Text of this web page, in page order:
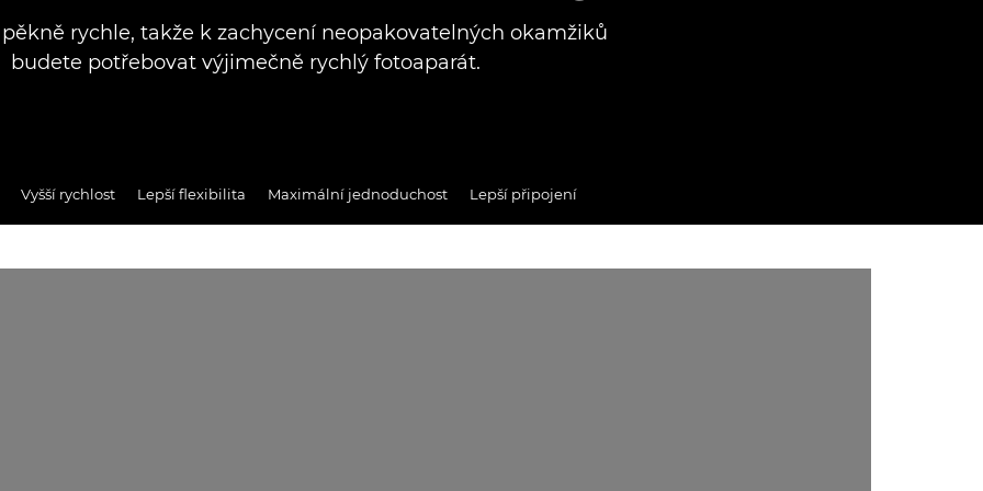
rychle, takže k zachycení neopakovatelných okamžiků
budete potřebovat výjimečně rychlý fotoaparát.
Vyšší rychlost Lepší flexibilita Maximální jednoduchost Lepší připojení